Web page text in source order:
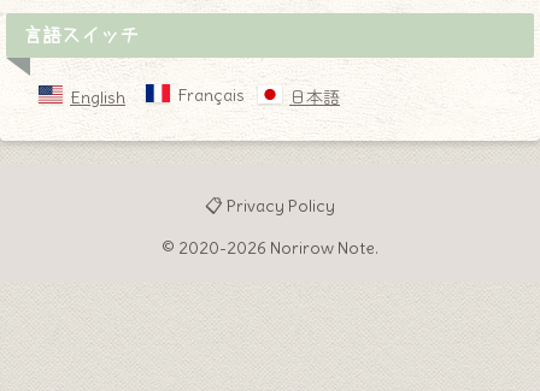
言語スイッチ
English Français 日本語
📋 Privacy Policy
© 2020-2026 Norirow Note.